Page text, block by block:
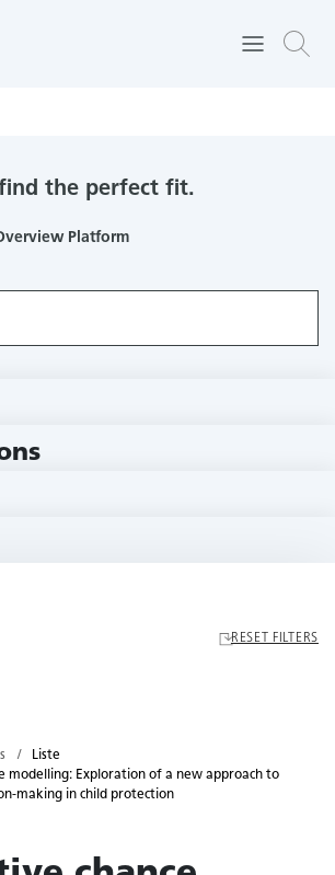
making in child protection
the perfect fit.
Platform
RESET FILTERS
Liste
modelling: Exploration of a new approach to
making in child protection